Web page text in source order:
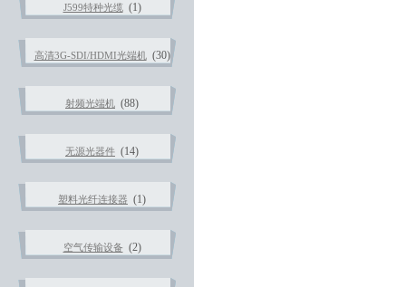
J599特种光缆(1)
高清3G-SDI/HDMI光端机(30)
射频光端机 (88)
无源光器件 (14)
塑料光纤连接器 (1)
空气传输设备 (2)